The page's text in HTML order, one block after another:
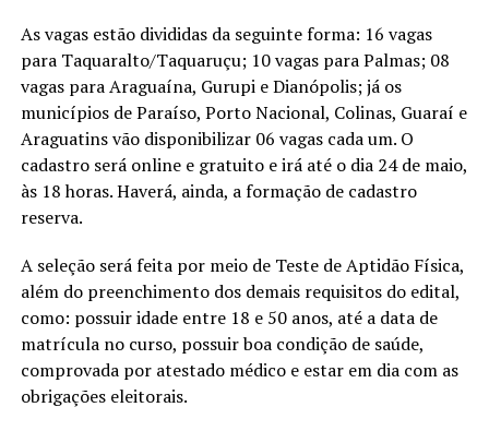
As vagas estão divididas da seguinte forma: 16 vagas
para Taquaralto/Taquaruçu; 10 vagas para Palmas; 08
vagas para Araguaína, Gurupi e Dianópolis; já os
municípios de Paraíso, Porto Nacional, Colinas, Guaraí e
Araguatins vão disponibilizar 06 vagas cada um. O
cadastro será online e gratuito e irá até o dia 24 de maio,
às 18 horas. Haverá, ainda, a formação de cadastro
reserva.
A seleção será feita por meio de Teste de Aptidão Física,
além do preenchimento dos demais requisitos do edital,
como: possuir idade entre 18 e 50 anos, até a data de
matrícula no curso, possuir boa condição de saúde,
comprovada por atestado médico e estar em dia com as
obrigações eleitorais.